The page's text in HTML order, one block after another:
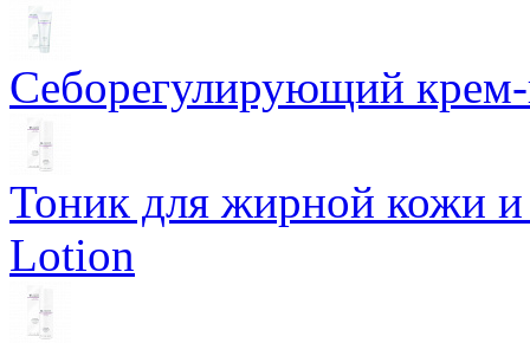
Себорегулирующий
Тоник для жирной кожи
Lotion